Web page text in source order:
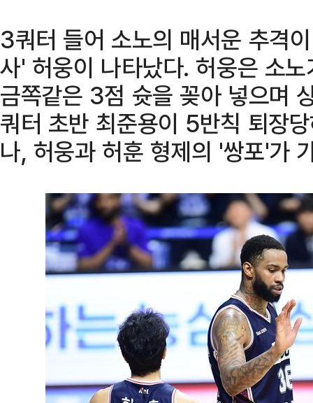
3쿼터 들어 소노의 매서운 추격
사' 허웅이 나타났다. 허웅은 소
금쪽같은 3점 슛을 꽂아 넣으며
쿼터 초반 최준용이 5반칙 퇴장
나, 허웅과 허훈 형제의 '쌍포'가